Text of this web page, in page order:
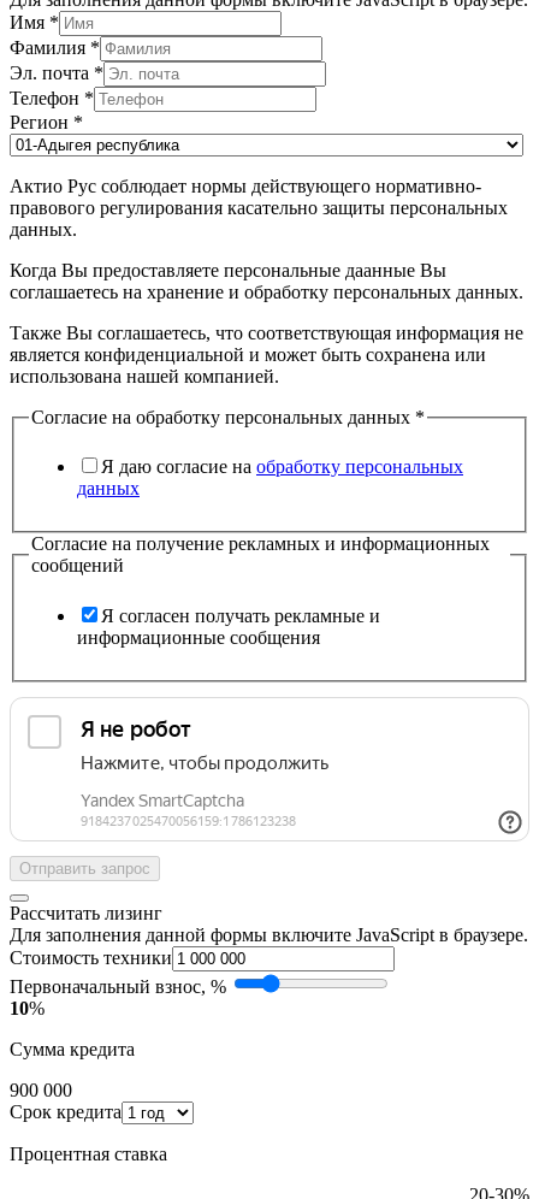
Имя *
Фамилия *
Эл. почта *
Телефон *
Регион *
Актио Рус соблюдает нормы действующего нормативно-
правового регулирования касательно защиты персональных
данных.
Когда Вы предоставляете персональные даанные Вы
соглашаетесь на хранение и обработку персональных данных.
Также Вы соглашаетесь, что соответствующая информация не
является конфиденциальной и может быть сохранена или
использована нашей компанией.
Согласие на обработку персональных данных *
Я даю согласие на обработку персональных
данных
Согласие на получение рекламных и информационных
сообщений
Я согласен получать рекламные и
информационные сообщения
Отправить запрос
Рассчитать лизинг
Для заполнения данной формы включите JavaScript в браузере.
Стоимость техники
Первоначальный взнос, %
10%
Сумма кредита
900 000
Срок кредита
Процентная ставка
20-30%